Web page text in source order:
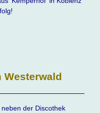
Westerwald
der Discothek